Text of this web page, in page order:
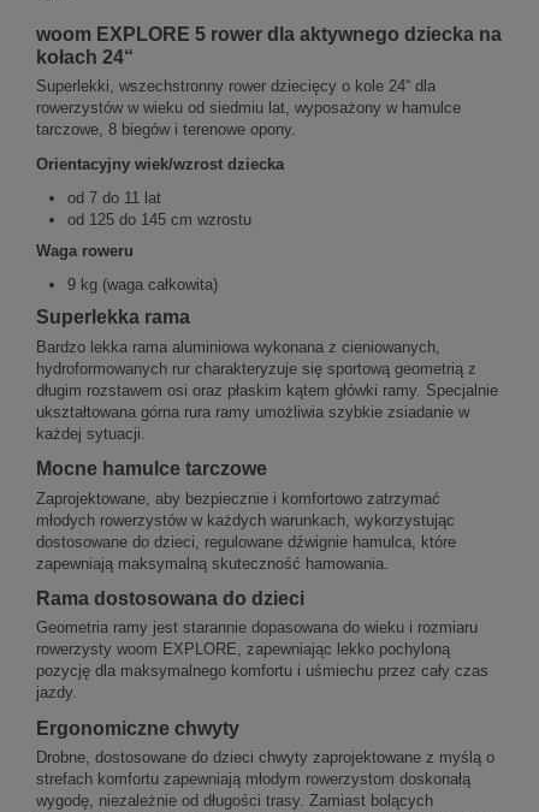
woom EXPLORE 5 rower dla aktywnego dziecka na
kołach 24“
Superlekki, wszechstronny rower dziecięcy o kole 24“ dla
rowerzystów w wieku od siedmiu lat, wyposażony w hamulce
tarczowe, 8 biegów i terenowe opony.
Orientacyjny wiek/wzrost dziecka
od 7 do 11 lat
od 125 do 145 cm wzrostu
Waga roweru
9 kg (waga całkowita)
Superlekka rama
Bardzo lekka rama aluminiowa wykonana z cieniowanych,
hydroformowanych rur charakteryzuje się sportową geometrią z
długim rozstawem osi oraz płaskim kątem główki ramy. Specjalnie
ukształtowana górna rura ramy umożliwia szybkie zsiadanie w
każdej sytuacji.
Mocne hamulce tarczowe
Zaprojektowane, aby bezpiecznie i komfortowo zatrzymać
młodych rowerzystów w każdych warunkach, wykorzystując
dostosowane do dzieci, regulowane dźwignie hamulca, które
zapewniają maksymalną skuteczność hamowania.
Rama dostosowana do dzieci
Geometria ramy jest starannie dopasowana do wieku i rozmiaru
rowerzysty woom EXPLORE, zapewniając lekko pochyloną
pozycję dla maksymalnego komfortu i uśmiechu przez cały czas
jazdy.
Ergonomiczne chwyty
Drobne, dostosowane do dzieci chwyty zaprojektowane z myślą o
strefach komfortu zapewniają młodym rowerzystom doskonałą
wygodę, niezależnie od długości trasy. Zamiast bolących